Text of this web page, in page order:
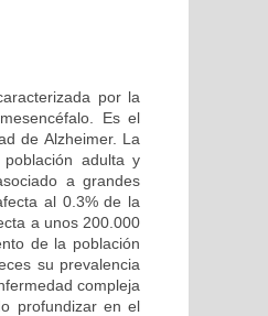
por la
Es el
de Alzheimer. La
adulta y
a grandes
al 0.3% de la
a unos 200.000
de la población
su prevalencia
compleja
profundizar en el